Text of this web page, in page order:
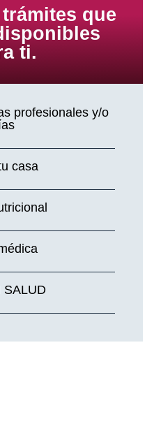
que
ti.
profesionales y/o
casa
SALUD